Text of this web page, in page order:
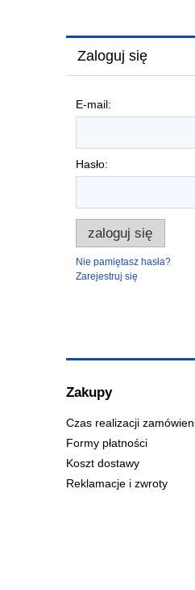
Zaloguj się
E-mail:
Hasło:
zaloguj się
Nie pamiętasz hasła?
Zarejestruj się
Zakupy
Czas realizacji
Formy płatności
Koszt dostawy
Reklamacje i zwroty